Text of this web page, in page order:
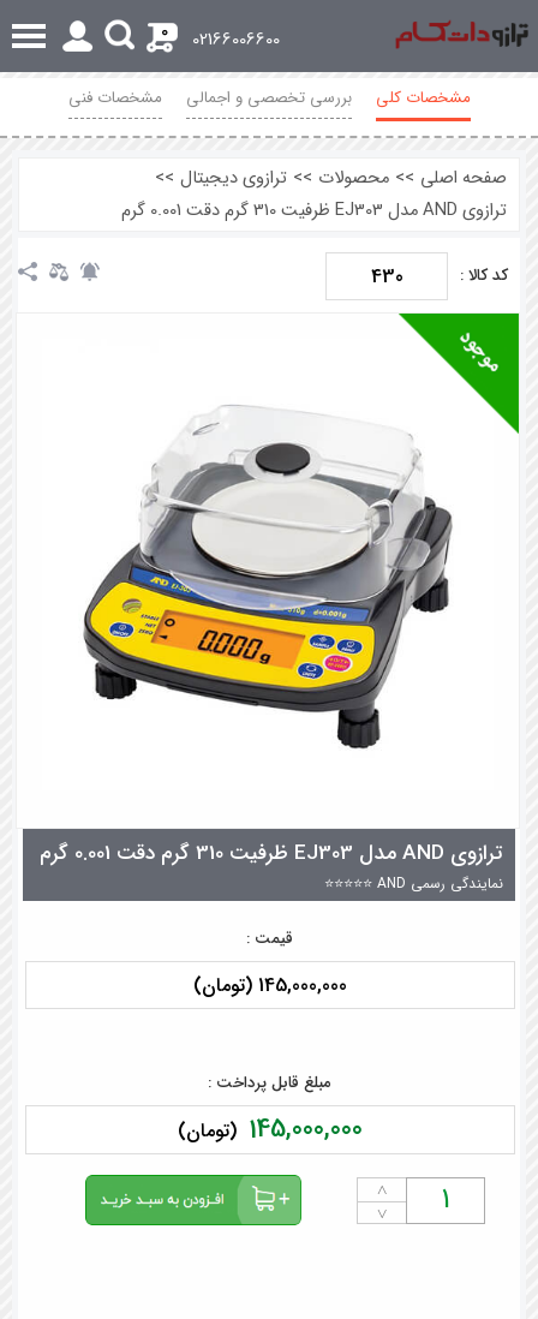
02166006600
0
مشخصات کلی بررسی تخصصی و اجمالی مشخصات فنی
صفحه اصلی >> محصولات >> ترازوی دیجیتال >>
ترازوی AND مدل EJ303 ظرفیت 310 گرم دقت 0.001 گرم
کد کالا : 430
ترازوی AND مدل EJ303 ظرفیت 310 گرم دقت 0.001 گرم
نمایندگی رسمی AND ⭐⭐⭐⭐⭐
قیمت :
145,000,000 (تومان)
مبلغ قابل پرداخت :
145,000,000 (تومان)
˄
˅